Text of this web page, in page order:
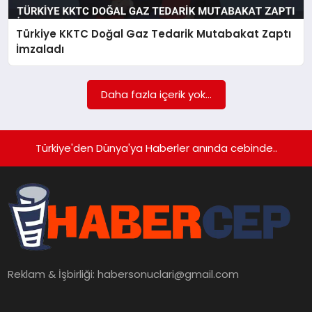
Türkiye KKTC Doğal Gaz Tedarik Mutabakat Zaptı
İmzaladı
Daha fazla içerik yok...
Türkiye'den Dünya'ya Haberler anında cebinde..
Reklam & İşbirliği:habersonuclari@gmail.com